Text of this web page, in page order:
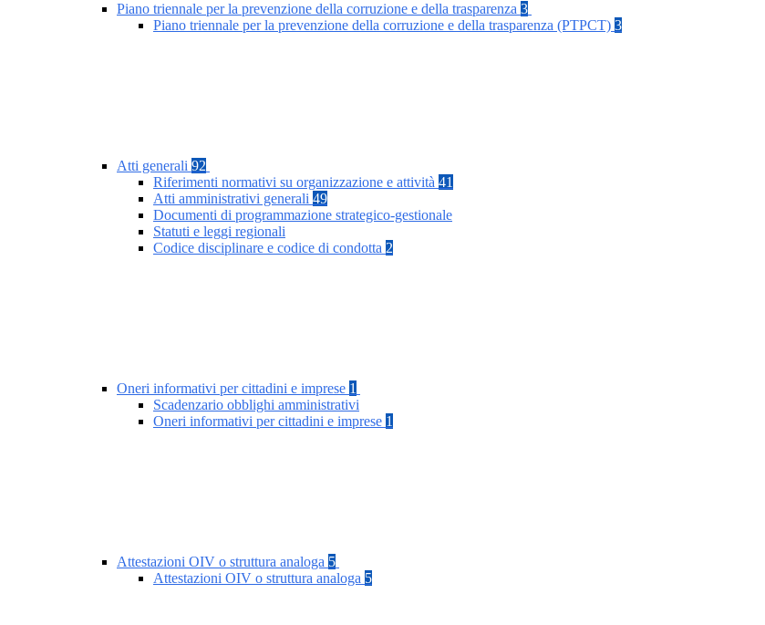
Piano triennale per la prevenzione della corruzione e della trasparenza 3
Piano triennale per la prevenzione della corruzione e della trasparenza (PTPCT) 3
Atti generali 92
Riferimenti normativi su organizzazione e attività 41
Atti amministrativi generali 49
Documenti di programmazione strategico-gestionale
Statuti e leggi regionali
Codice disciplinare e codice di condotta 2
Oneri informativi per cittadini e imprese 1
Scadenzario obblighi amministrativi
Oneri informativi per cittadini e imprese 1
Attestazioni OIV o struttura analoga 5
Attestazioni OIV o struttura analoga 5